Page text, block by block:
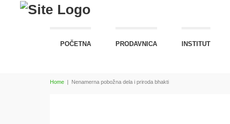
POČETNA PRODAVNICA INSTITUT
Home | Nenamerna pobožna dela i priroda bhakti